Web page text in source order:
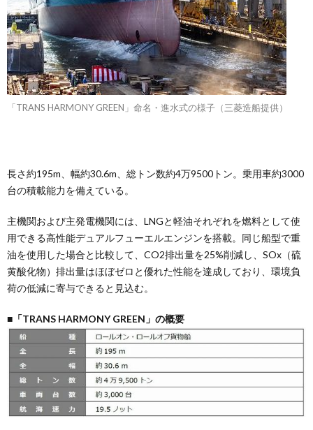
「TRANS HARMONY GREEN」命名・進水式の様子（三菱造船提供）
長さ約195m、幅約30.6m、総トン数約4万9500トン。乗用車約3000
台の積載能力を備えている。
主機関および主発電機関には、LNGと軽油それぞれを燃料として使
用できる高性能デュアルフューエルエンジンを搭載。同じ船型で重
油を使用した場合と比較して、CO2排出量を25%削減し、SOx（硫
黄酸化物）排出量はほぼゼロと優れた性能を達成しており、環境負
荷の低減に寄与できると見込む。
■「TRANS HARMONY GREEN」の概要